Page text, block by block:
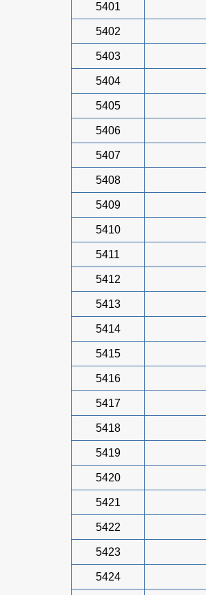
5401
5402
5403
5404
5405
5406
5407
5408
5409
5410
5411
5412
5413
5414
5415
5416
5417
5418
5419
5420
5421
5422
5423
5424